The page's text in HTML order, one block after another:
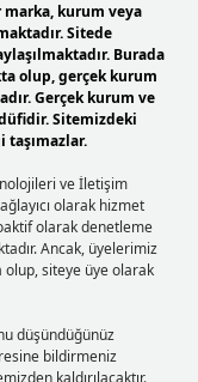
kurum veya
Sitede
Burada
olup, gerçek kurum
Gerçek kurum ve
Sitemizdeki
ve İletişim
olarak hizmet
olarak denetleme
Ancak, üyelerimiz
olup, siteye üye olarak
düşündüğünüz
bildirmeniz
kaldırılacaktır.